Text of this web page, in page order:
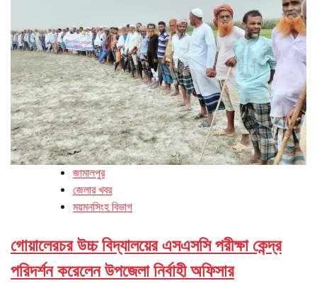
জামালপুর
জেলার খবর
ময়মনসিংহ বিভাগ
গোয়ালেরচর উচ্চ বিদ্যালয়ের এসএসসি পরীক্ষা কেন্দ্র
পরিদর্শন করেলেন উপজেলা নির্বাহী অফিসার